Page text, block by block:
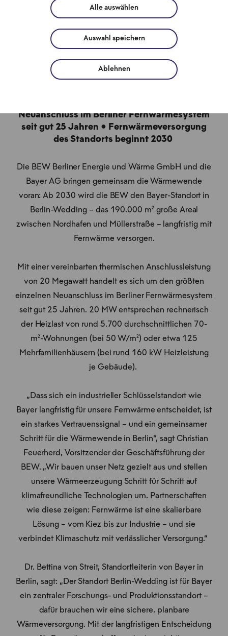
Energie und
Wärme
Pressemitteilung • 12.05.2026
Neuanschluss im Berliner Fernwärmesystem
seit gut 25 Jahren ● Fernwärmeversorgung
des Standorts beginnt 2030
Die BEW Berliner Energie und Wärme GmbH und die
Bayer AG bringen gemeinsam die Wärmewende
voran: Ab 2030 wird die BEW den Bayer-Standort in
Berlin-Wedding – das 190.000 m² große Areal
zwischen Nordhafen und Müllerstraße – langfristig mit
Fernwärme versorgen.
Mit einer vereinbarten thermischen Anschlussleistung
von 20 Megawatt handelt es sich um den größten
einzelnen Neuanschluss im Berliner Fernwärmesystem
seit gut 25 Jahren. 20 MW entsprechen rechnerisch
der Heizlast von rund 5.700 durchschnittlichen 70-
m²-Wohnungen (bei 50 W/m²) oder etwa 125
Mehrfamilienhäusern (bei rund 160 kW Heizleistung
je Gebäude).
„Dass sich ein industrieller Schlüsselstandort wie
Bayer langfristig für unsere Fernwärme entscheidet, ist
ein starkes Vertrauenssignal – und ein gemeinsamer
Schritt für die Wärmewende in Berlin“, sagt Christian
Feuerherd, Vorsitzender der Geschäftsführung der
BEW. „Wir bauen unser Netz gezielt aus und stellen
unsere Wärmeerzeugung Schritt für Schritt auf
klimafreundliche Technologien um. Partnerschaften
wie diese zeigen: Fernwärme ist eine skalierbare
Lösung – vom Kiez bis zur Industrie – und sie
verbindet Klimaschutz mit verlässlicher Versorgung.“
Dr. Bettina von Streit, Standortleiterin von Bayer in
Berlin, sagt: „Der Standort Berlin-Wedding ist für Bayer
ein zentraler Forschungs- und Produktionsstandort –
dafür brauchen wir eine sichere, planbare
Wärmeversorgung. Mit der langfristigen Entscheidung
Alle auswählen
Auswahl speichern
Ablehnen